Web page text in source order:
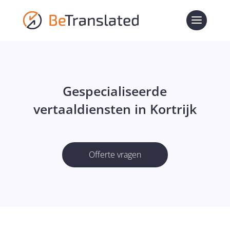
Gespecialiseerde
vertaaldiensten in Kortrijk
Offerte vragen